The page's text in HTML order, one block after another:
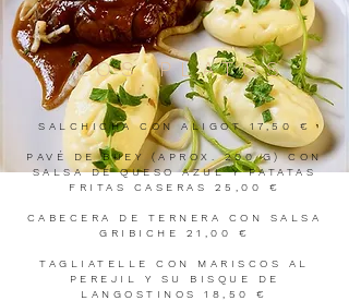
LOS PLATOS
SALCHICHA CON ALIGOT 17,50 €
PAVÉ DE BUEY (APROX. 200 G) CON
SALSA DE QUESO AZUL Y PATATAS
FRITAS CASERAS 25,00 €
CABECERA DE TERNERA CON SALSA
GRIBICHE 21,00 €
TAGLIATELLE CON MARISCOS AL
PEREJIL Y SU BISQUE DE
LANGOSTINOS 18,50 €